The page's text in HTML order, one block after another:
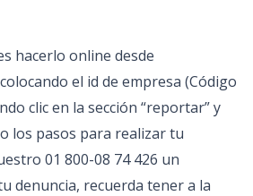
hacerlo online desde
el id de empresa (Código
clic en la sección “reportar” y
los pasos para realizar tu
01 800-08 74 426 un
denuncia, recuerda tener a la